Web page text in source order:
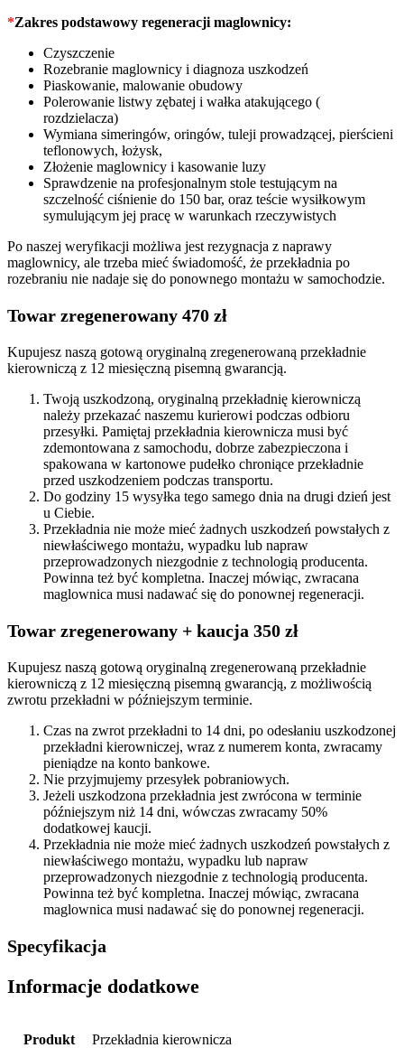
*Zakres podstawowy regeneracji maglownicy:
Czyszczenie
Rozebranie maglownicy i diagnoza uszkodzeń
Piaskowanie, malowanie obudowy
Polerowanie listwy zębatej i wałka atakującego (
rozdzielacza)
Wymiana simeringów, oringów, tuleji prowadzącej, pierścieni
teflonowych, łożysk,
Złożenie maglownicy i kasowanie luzy
Sprawdzenie na profesjonalnym stole testującym na
szczelność ciśnienie do 150 bar, oraz teście wysiłkowym
symulującym jej pracę w warunkach rzeczywistych
Po naszej weryfikacji możliwa jest rezygnacja z naprawy
maglownicy, ale trzeba mieć świadomość, że przekładnia po
rozebraniu nie nadaje się do ponownego montażu w samochodzie.
Towar zregenerowany 470 zł
Kupujesz naszą gotową oryginalną zregenerowaną przekładnie
kierowniczą z 12 miesięczną pisemną gwarancją.
Twoją uszkodzoną, oryginalną przekładnię kierowniczą
należy przekazać naszemu kurierowi podczas odbioru
przesyłki. Pamiętaj przekładnia kierownicza musi być
zdemontowana z samochodu, dobrze zabezpieczona i
spakowana w kartonowe pudełko chroniące przekładnie
przed uszkodzeniem podczas transportu.
Do godziny 15 wysyłka tego samego dnia na drugi dzień jest
u Ciebie.
Przekładnia nie może mieć żadnych uszkodzeń powstałych z
niewłaściwego montażu, wypadku lub napraw
przeprowadzonych niezgodnie z technologią producenta.
Powinna też być kompletna. Inaczej mówiąc, zwracana
maglownica musi nadawać się do ponownej regeneracji.
Towar zregenerowany + kaucja 350 zł
Kupujesz naszą gotową oryginalną zregenerowaną przekładnie
kierowniczą z 12 miesięczną pisemną gwarancją, z możliwością
zwrotu przekładni w późniejszym terminie.
Czas na zwrot przekładni to 14 dni, po odesłaniu uszkodzonej
przekładni kierowniczej, wraz z numerem konta, zwracamy
pieniądze na konto bankowe.
Nie przyjmujemy przesyłek pobraniowych.
Jeżeli uszkodzona przekładnia jest zwrócona w terminie
późniejszym niż 14 dni, wówczas zwracamy 50%
dodatkowej kaucji.
Przekładnia nie może mieć żadnych uszkodzeń powstałych z
niewłaściwego montażu, wypadku lub napraw
przeprowadzonych niezgodnie z technologią producenta.
Powinna też być kompletna. Inaczej mówiąc, zwracana
maglownica musi nadawać się do ponownej regeneracji.
Specyfikacja
Informacje dodatkowe
Produkt Przekładnia kierownicza